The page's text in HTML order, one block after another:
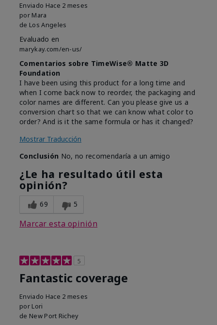
Enviado Hace 2 meses
por Mara
de Los Angeles
Evaluado en
marykay.com/en-us/
Comentarios sobre TimeWise® Matte 3D
Foundation
I have been using this product for a long time and
when I come back now to reorder, the packaging and
color names are different. Can you please give us a
conversion chart so that we can know what color to
order? And is it the same formula or has it changed?
Mostrar Traducción
Conclusión No, no recomendaría a un amigo
¿Le ha resultado útil esta
opinión?
69 5
Marcar esta opinión
5
Fantastic coverage
Enviado Hace 2 meses
por Lori
de New Port Richey